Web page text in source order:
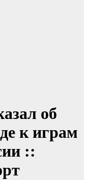
об
к играм
::